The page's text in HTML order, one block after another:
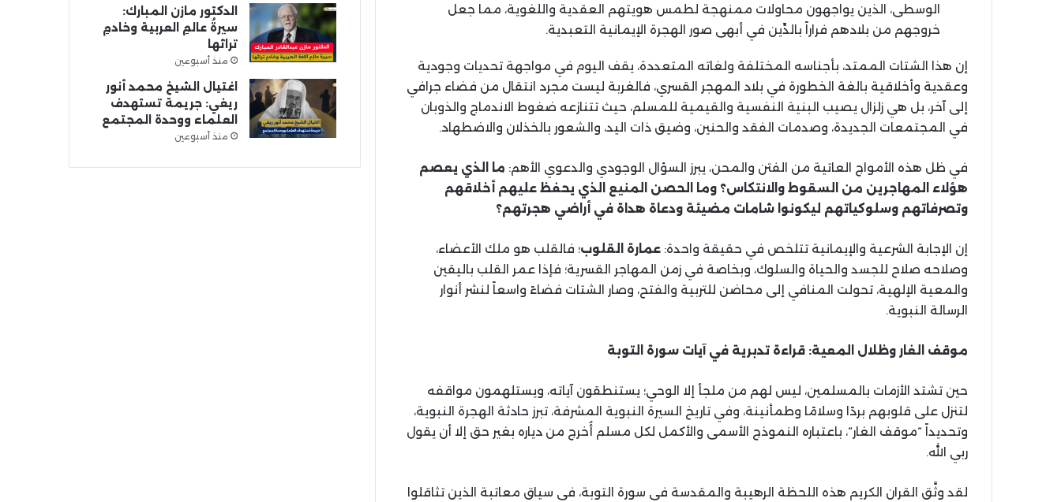
الوسطى، الذين يواجهون محاولات ممنهجة لطمس هويتهم العقدية واللغوية، مما جعل
خروجهم من بلادهم فراراً بالدِّين في أبهى صور الهجرة الإيمانية التعبدية.
إن هذا الشتات الممتد، بأجناسه المختلفة ولغاته المتعددة، يقف اليوم في مواجهة تحديات وجودية
وعقدية وأخلاقية بالغة الخطورة في بلاد المهجر القسري، فالغربة ليست مجرد انتقال من فضاء جرافي
إلى آخر، بل هي زلزال يصيب البنية النفسية والقيمية للمسلم، حيث تتنازعه ضغوط الاندماج والذوبان
في المجتمعات الجديدة، وصدمات الفقد والحنين، وضيق ذات اليد، والشعور بالخذلان والاضطهاد.
في ظل هذه الأمواج العاتية من الفتن والمحن، يبرز السؤال الوجودي والدعوي الأهم: ما الذي يعصم
هؤلاء
المهاجرين من السقوط والانتكاس؟ وما الحصن المنيع الذي يحفظ عليهم أخلاقهم
وتصرفاتهم وسلوكياتهم ليكونوا شامات مضيئة ودعاة هداة في أراضي هجرتهم؟
إن الإجابة الشرعية والإيمانية تتلخص في حقيقة واحدة: عمارة القلوب؛ فالقلب هو ملك الأعضاء،
وصلاحه صلاح للجسد والحياة والسلوك، وبخاصة في زمن المهاجر القسرية؛ فإذا عمر القلب باليقين
والمعية الإلهية، تحولت المنافي إلى محاضن للتربية والفتح، وصار الشتات فضاءً واسعاً لنشر أنوار
الرسالة النبوية.
موقف الغار وظلال المعية: قراءة تدبرية في آيات سورة التوبة
حين تشتد الأزمات بالمسلمين، ليس لهم من ملجأ إلا الوحي؛ يستنطقون آياته، ويستلهمون مواقفه
لتنزل على قلوبهم بردًا وسلامًا وطمأنينة، وفي تاريخ السيرة النبوية المشرفة، تبرز حادثة الهجرة النبوية،
وتحديداً “موقف الغار“، باعتباره النموذج الأسمى والأكمل لكل مسلم أُخرج من دياره بغير حق إلا أن يقول
ربي الله.
لقد وثَّق القران الكريم هذه اللحظة الرهيبة والمقدسة في سورة التوبة، في سياق معاتبة الذين تثاقلوا
الدكتور مازن المبارك:
سيرةُ عالمِ العربية وخادمِ
تراثها
منذ أسبوعين
اغتيال الشيخ محمد أنور
ريغي: جريمة تستهدف
العلماء ووحدة المجتمع
منذ أسبوعين